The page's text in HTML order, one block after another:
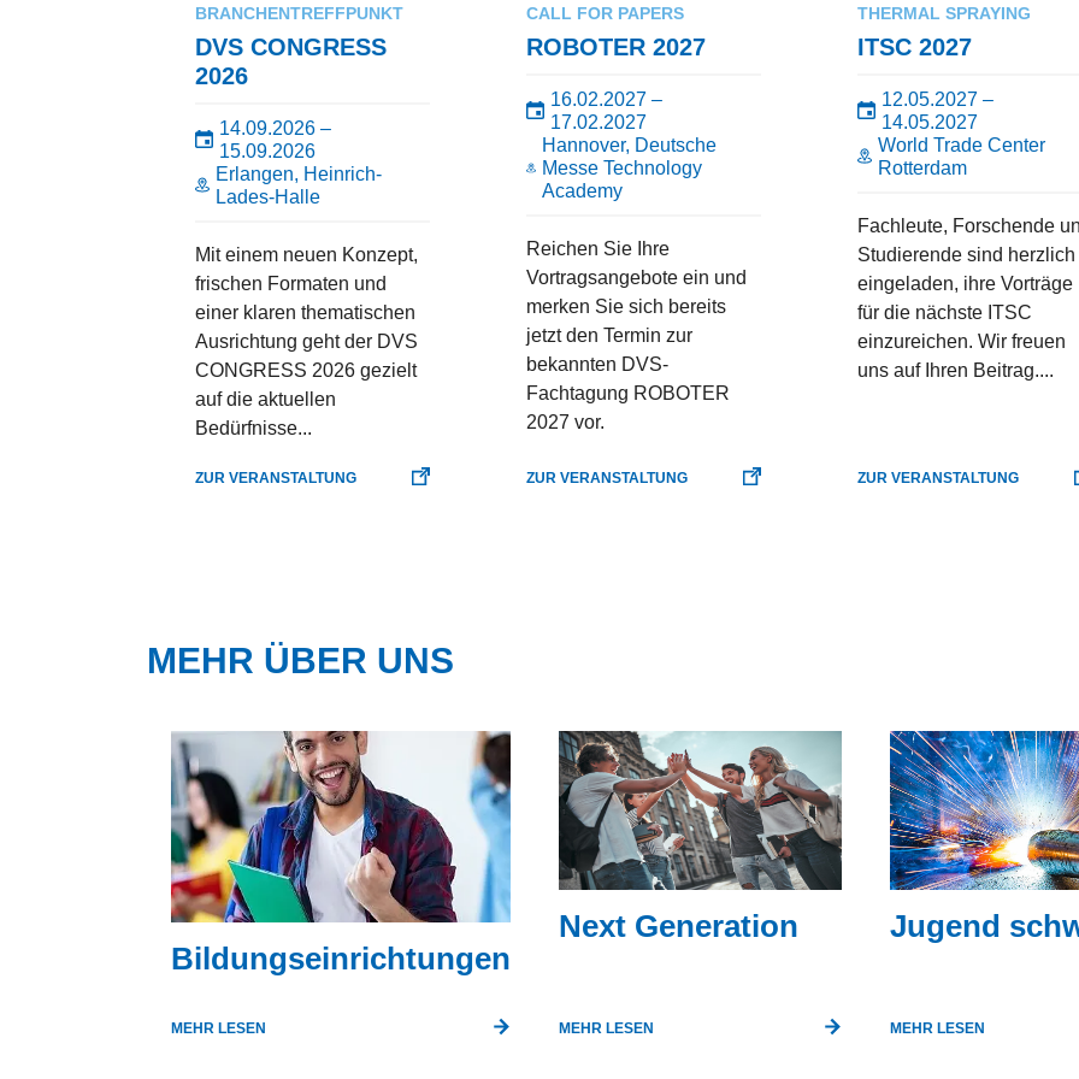
BRANCHENTREFFPUNKT
DVS CONGRESS
2026
14.09.2026 –
15.09.2026
Erlangen, Heinrich-
Lades-Halle
Mit einem neuen Konzept,
frischen Formaten und
einer klaren thematischen
Ausrichtung geht der DVS
CONGRESS 2026 gezielt
auf die aktuellen
Bedürfnisse...
ZUR VERANSTALTUNG
CALL FOR PAPERS
ROBOTER 2027
16.02.2027 –
17.02.2027
Hannover, Deutsche
Messe Technology
Academy
Reichen Sie Ihre
Vortragsangebote ein und
merken Sie sich bereits
jetzt den Termin zur
bekannten DVS-
Fachtagung ROBOTER
2027 vor.
ZUR VERANSTALTUNG
THERMAL SPRAYING
ITSC 2027
12.05.2027 –
14.05.2027
World Trade Center
Rotterdam
Fachleute, Forschende
Studierende sind herzlich
eingeladen, ihre Vorträge
für die nächste ITSC
einzureichen. Wir freuen
uns auf Ihren Beitrag....
ZUR VERANSTALTUNG
MEHR ÜBER UNS
Bildungseinrichtungen
MEHR LESEN
Next Generation
MEHR LESEN
Jugend
MEHR LESEN